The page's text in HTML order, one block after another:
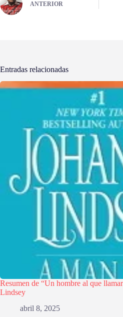
ANTERIOR
Entradas relacionadas
Resumen de “Un hombre al que
Lindsey
abril 8, 2025